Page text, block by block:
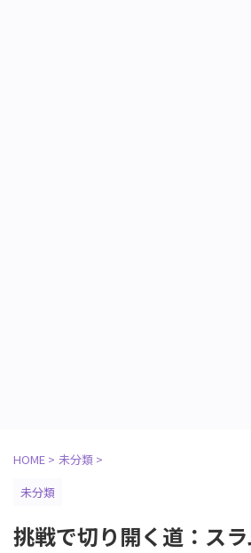
HOME > 未分類 >
未分類
挑戦で切り開く道：ス